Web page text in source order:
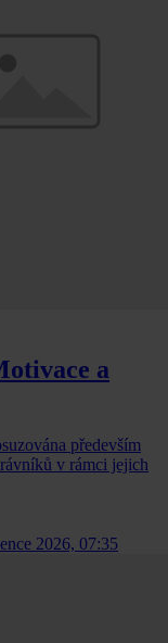
a
především
v rámci jejich
2026, 07:35